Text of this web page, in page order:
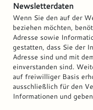
Newsletterdaten
Wenn Sie den auf der
beziehen möchten,
Adresse sowie
gestatten, dass Sie der
Adresse sind und mit
einverstanden sind.
auf freiwilliger Basis
ausschließlich für den
Informationen und